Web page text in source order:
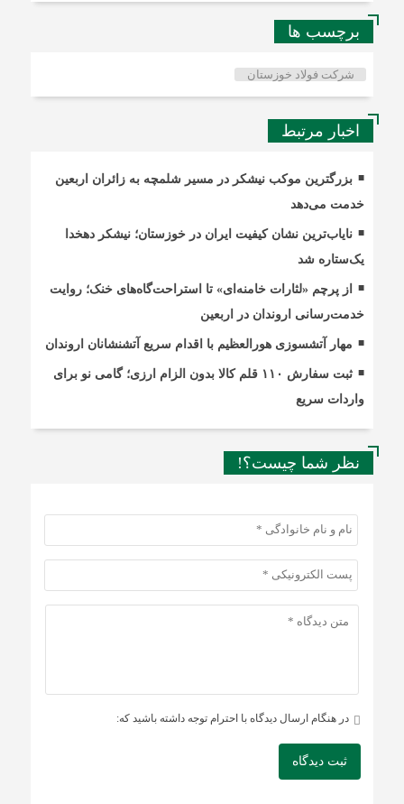
برچسب ها
شرکت فولاد خوزستان
اخبار مرتبط
بزرگترین موکب نیشکر در مسیر شلمچه به زائران اربعین
خدمت می‌دهد
نایاب‌ترین نشان کیفیت ایران در خوزستان؛ نیشکر دهخدا
یک‌ستاره شد
از پرچم «لثارات خامنه‌ای» تا استراحت‌گاه‌های خنک؛ روایت
خدمت‌رسانی اروندان در اربعین
مهار آتشسوزی هورالعظیم با اقدام سریع آتشنشانان اروندان
ثبت سفارش ۱۱۰ قلم کالا بدون الزام ارزی؛ گامی نو برای
واردات سریع
نظر شما چیست؟!
در هنگام ارسال دیدگاه با احترام توجه داشته باشید که:
ثبت دیدگاه